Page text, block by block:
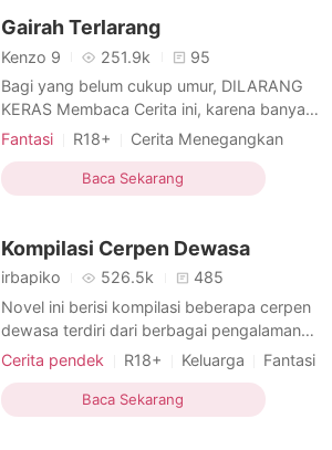
Gairah Terlarang
Kenzo 9 251.9k
95
Bagi yang belum cukup umur, DILARANG
KERAS Membaca Cerita ini, karena banyak
sekali adegan Dewasa. Mohon Bijak Dalam
muda, yang terjerumus kedalam lubang
hitam, hingga akhirnya, pemuda tampan
keluarganya sendiri.
Fantasi R18+
Cerita Menegangkan
Fantasi
Hubungan rahasia
Guru dan murid
Budak seksual
Baca Sekarang
Kompilasi Cerpen Dewasa
irbapiko 526.5k
485
Novel ini berisi kompilasi beberapa cerpen
dewasa terdiri dari berbagai pengalaman
percintaan penuh gairah dari beberapa
profesi yan berbeda-beda serta berbagai
kejadian yang dialami oleh masing-masing
Cerita pendek R18+ Keluarga
Fantasi
Pengkhianatan
Hubungan rahasia
Budak seksual
CEO
Menarik
Baca Sekarang